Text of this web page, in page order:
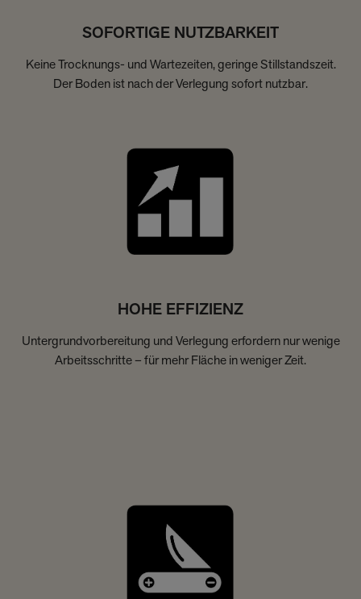
SOFORTIGE NUTZBARKEIT
Keine Trocknungs- und Wartezeiten, geringe Stillstandszeit.
Der Boden ist nach der Verlegung sofort nutzbar.
HOHE EFFIZIENZ
Untergrundvorbereitung und Verlegung erfordern nur wenige
Arbeitsschritte – für mehr Fläche in weniger Zeit.